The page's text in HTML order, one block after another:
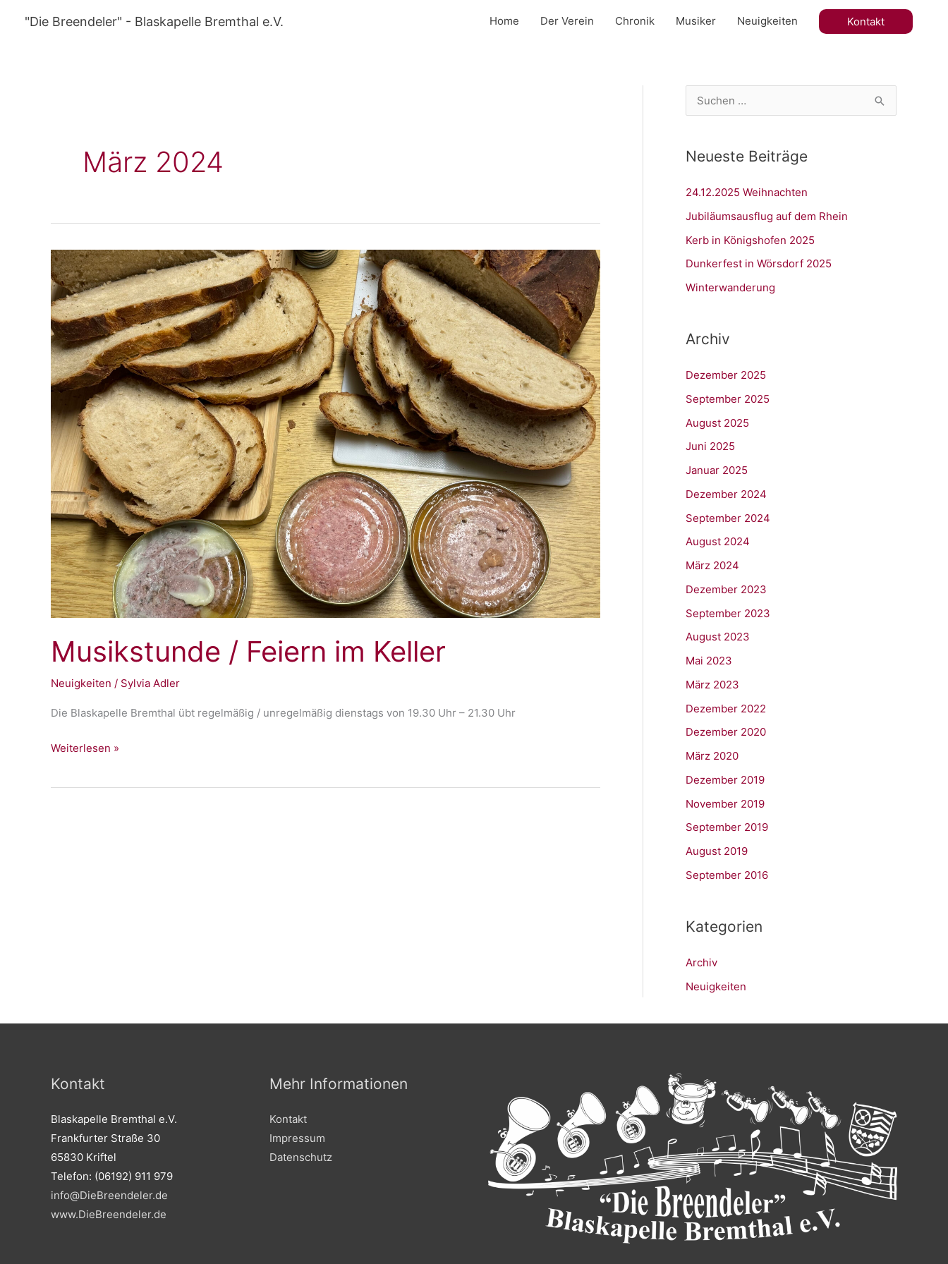
"Die Breendeler" - Blaskapelle Bremthal e.V. Home Der Verein Chronik Musiker Neuigkeiten Kontakt
März 2024
Musikstunde / Feiern im Keller
Neuigkeiten / Sylvia Adler
Die Blaskapelle Bremthal übt regelmäßig / unregelmäßig dienstags von 19.30 Uhr – 21.30 Uhr
Musikstunde
Feiern
Weiterlesen »
u
h
n
n
a
c
h
Neueste Beiträge
24.12.2025 Weihnachten
Jubiläumsausflug auf dem Rhein
Kerb in Königshofen 2025
Dunkerfest in Wörsdorf 2025
Winterwanderung
Archiv
Dezember 2025
September 2025
August 2025
Juni 2025
Januar 2025
Dezember 2024
September 2024
August 2024
März 2024
Dezember 2023
September 2023
August 2023
Mai 2023
März 2023
Dezember 2022
Dezember 2020
März 2020
Dezember 2019
November 2019
September 2019
August 2019
September 2016
Kategorien
Archiv
Neuigkeiten
Kontakt
Blaskapelle Bremthal e.V.
Frankfurter Straße 30
65830 Kriftel
Telefon: (06192) 911 979
info@DieBreendeler.de
www.DieBreendeler.de
Mehr Informationen
Kontakt
Impressum
Datenschutz